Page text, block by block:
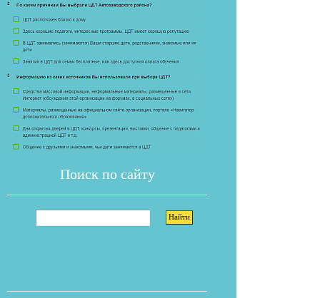
Поиск по сайту